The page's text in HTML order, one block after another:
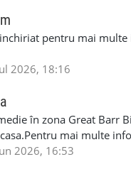
pentru mai
2026, 18:16
în zona Great Barr
mai multe
2026, 16:53